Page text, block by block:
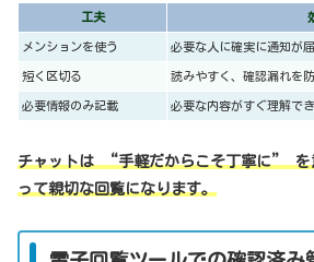
工夫
メンションを使う 必要な人に確実に通知が届
短く区切る 読みやすく、確認漏れを防
必要情報のみ記載 必要な内容がすぐ理解でき
チャットは “手軽だからこそ丁寧に” を
って親切な回覧になります。